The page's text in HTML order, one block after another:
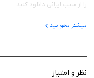
را از سیب ایرانی دانلود کنید.
بیشتر بخوانید
نظر و امتیاز